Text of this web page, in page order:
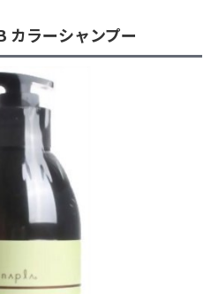
カラーシャンプー